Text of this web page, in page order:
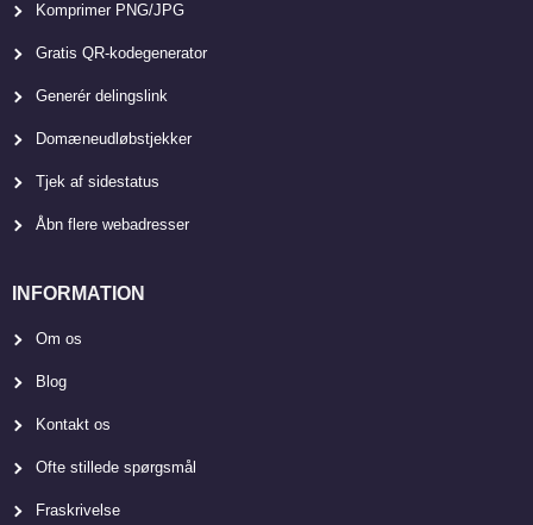
Komprimer PNG/JPG
Gratis QR-kodegenerator
Generér delingslink
Domæneudløbstjekker
Tjek af sidestatus
Åbn flere webadresser
INFORMATION
Om os
Blog
Kontakt os
Ofte stillede spørgsmål
Fraskrivelse